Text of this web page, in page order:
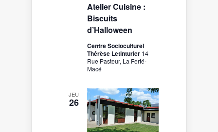
Atelier Cuisine :
Biscuits
d’Halloween
Centre Socioculturel
Thérèse Letinturier 14
Rue Pasteur, La Ferté-
Macé
JEU
26